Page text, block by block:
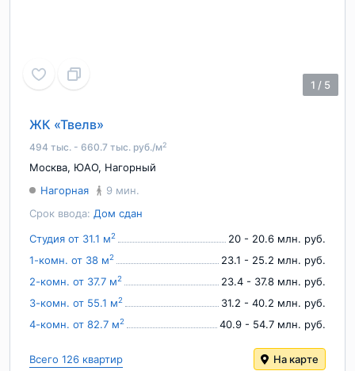
1 / 5
ЖК «Твелв»
494 тыс. - 660.7 тыс. руб./м2
Москва, ЮАО, Нагорный
Срок ввода: Дом сдан
Нагорная 9 мин.
Студия от 31.1 м2
20 - 20.6 млн. руб.
1-комн. от 38 м2
23.1 - 25.2 млн. руб.
2-комн. от 37.7 м2
23.4 - 37.8 млн. руб.
3-комн. от 55.1 м2
31.2 - 40.2 млн. руб.
4-комн. от 82.7 м2 40.9 - 54.7 млн. руб.
Всего 126 квартир На карте